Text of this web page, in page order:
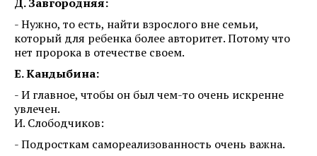
- Нужно, то есть, найти взрослого вне семьи,
который для ребенка более авторитет. Потому что
нет пророка в отечестве своем.
Е. Кандыбина:
- И главное, чтобы он был чем-то очень искренне
увлечен.
И. Слободчиков:
- Подросткам самореализованность очень важна.